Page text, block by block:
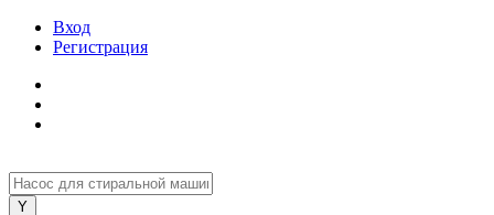
Вход
Регистрация